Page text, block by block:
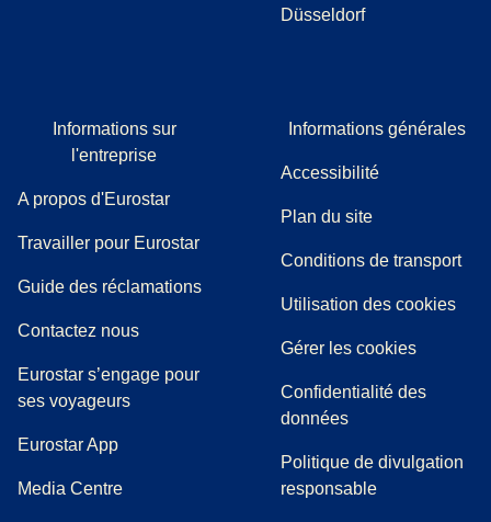
Düsseldorf
Informations sur
l'entreprise
A propos d'Eurostar
Travailler pour Eurostar
Guide des réclamations((
Contactez nous
Eurostar s’engage pour
ses voyageurs
Eurostar App
Media Centre( Ouvre un nouvel onglet)
Informations générales
Accessibilité
Plan du site
Conditions de transport
Utilisation des cookies
Gérer les cookies
Confidentialité des
données
Politique de divulgation
responsable